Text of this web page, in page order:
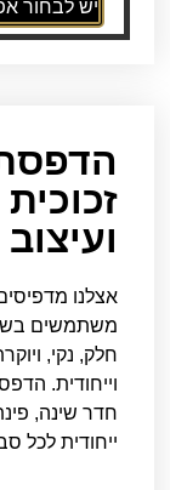
יש לבחור
אצלנו
משתמשים
חלק, נקי,
וייחודית.
חדר שינה,
ייחודית לכל